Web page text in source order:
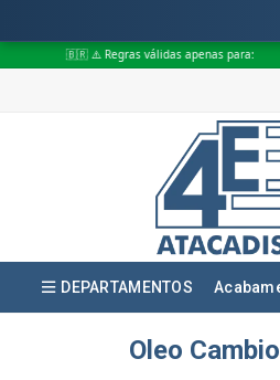
Regras válidas apenas para: ✅
DEPARTAMENTOS
Oleo Cambio